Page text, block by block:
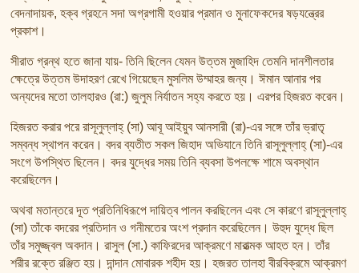
শায়খ আহমদ মুসা জিবরীলের বই সমূহ
বেদনাদায়ক, হক্ব গ্রহনে সদা অগ্রগামী হওয়ার প্রমান ও মুনাফেকদের ষড়যন্ত্রের
প্রকাশ।
সীরাত গ্রন্থ হতে জানা যায়- তিনি ছিলেন যেমন উত্তম মুজাহিদ তেমনি দানশীলতার
ক্ষেত্রে উত্তম উদাহরণ রেখে গিয়েছেন মুসলিম উম্মাহর জন্য। ঈমান আনার পর
অন্যদের মতো তালহারও (রা:) জুলুম নির্যাতন সহ্য করতে হয়। এরপর হিজরত করেন।
হিজরত করার পরে রাসূলুল্লাহ্ (সা) আবূ আইয়ুব আনসারী (রা)-এর সঙ্গে তাঁর ভ্রাতৃ
সম্বন্ধ স্থাপন করেন। বদর ব্যতীত সকল জিহাদ অভিযানে তিনি রাসূলুল্লাহ্ (সা)-এর
সংগে উপস্থিত ছিলেন। বদর যুদ্ধের সময় তিনি ব্যবসা উপলক্ষে শামে অবস্থান
করেছিলেন।
অথবা মতান্তরে দূত প্রতিনিধিরূপে দায়িত্ব পালন করছিলেন এবং সে কারণে রাসূলুল্লাহ্
(সা) তাঁকে বদরের প্রতিদান ও গনীমতের অংশ প্রদান করেছিলেন। উহুদ যুদ্ধে ছিল
তাঁর সমুজ্জ্বল অবদান। রাসুল (সা.) কাফিরদের আক্রমণে মারাত্মক আহত হন। তাঁর
শরীর রক্তে রঞ্জিত হয়। দান্দান মোবারক শহীদ হয়। হজরত তালহা বীরবিক্রমে আক্রমণ